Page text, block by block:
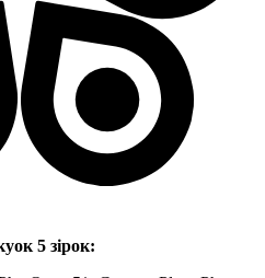
5 зірок: